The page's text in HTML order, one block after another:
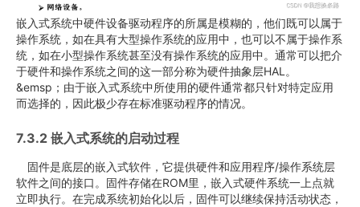
嵌入式系统中硬件设备驱动程序的所属是模糊的，他们既可以属于
操作系统，如在具有大型操作系统的应用中，也可以不属于操作系
统，如在小型操作系统甚至没有操作系统的应用中。通常可以把介
于硬件和操作系统之间的这一部分称为硬件抽象层HAL。
&emsp；由于嵌入式系统中所使用的硬件通常都只针对特定应用
而选择的，因此极少存在标准驱动程序的情况。
7.3.2 嵌入式系统的启动过程
固件是底层的嵌入式软件，它提供硬件和应用程序/操作系统层
软件之间的接口。固件存储在ROM里，嵌入式硬件系统一上点就
立即执行。在完成系统初始化以后，固件可以继续保持活动状态，